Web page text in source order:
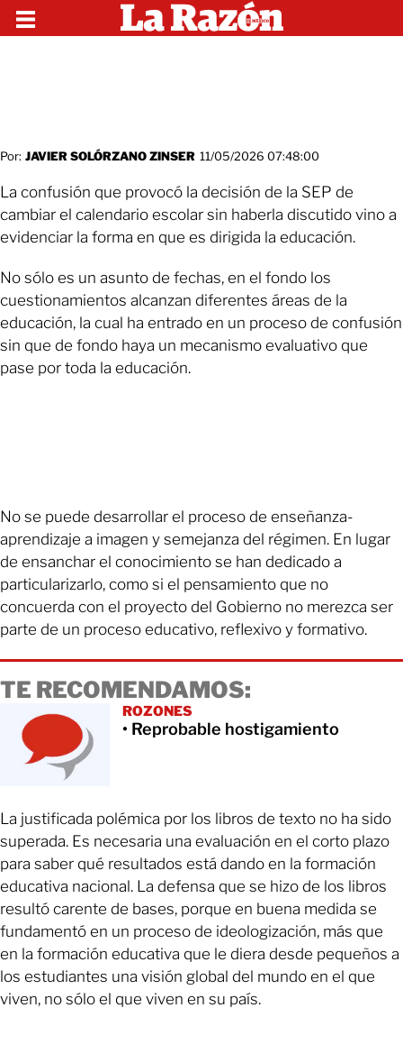
Por: JAVIER SOLÓRZANO ZINSER 11/05/2026 07:48:00
La confusión que provocó la decisión de la SEP de
cambiar el calendario escolar sin haberla discutido vino a
evidenciar la forma en que es dirigida la educación.
No sólo es un asunto de fechas, en el fondo los
cuestionamientos alcanzan diferentes áreas de la
educación, la cual ha entrado en un proceso de confusión
sin que de fondo haya un mecanismo evaluativo que
pase por toda la educación.
No se puede desarrollar el proceso de enseñanza-
aprendizaje a imagen y semejanza del régimen. En lugar
de ensanchar el conocimiento se han dedicado a
particularizarlo, como si el pensamiento que no
concuerda con el proyecto del Gobierno no merezca ser
parte de un proceso educativo, reflexivo y formativo.
TE RECOMENDAMOS:
ROZONES
• Reprobable hostigamiento
La justificada polémica por los libros de texto no ha sido
superada. Es necesaria una evaluación en el corto plazo
para saber qué resultados está dando en la formación
educativa nacional. La defensa que se hizo de los libros
resultó carente de bases, porque en buena medida se
fundamentó en un proceso de ideologización, más que
en la formación educativa que le diera desde pequeños a
los estudiantes una visión global del mundo en el que
viven, no sólo el que viven en su país.